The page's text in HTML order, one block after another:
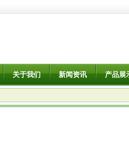
关于我们 新闻资讯 产品展